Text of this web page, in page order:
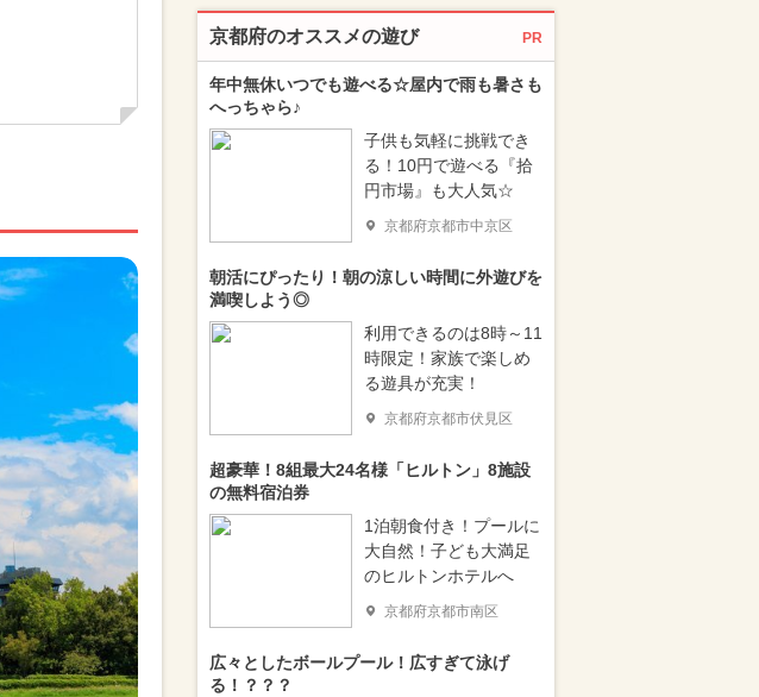
京都府のオススメの遊び PR
年中無休いつでも遊べる☆屋内で雨も暑さも
へっちゃら♪
子供も気軽に挑戦でき
る！10円で遊べる『拾
円市場』も大人気☆
京都府京都市中京区
朝活にぴったり！朝の涼しい時間に外遊びを
満喫しよう◎
利用できるのは8時～11
時限定！家族で楽しめ
る遊具が充実！
京都府京都市伏見区
超豪華！8組最大24名様「ヒルトン」8施設
の無料宿泊券
1泊朝食付き！プールに
大自然！子ども大満足
のヒルトンホテルへ
京都府京都市南区
広々としたボールプール！広すぎて泳げ
る！？？？